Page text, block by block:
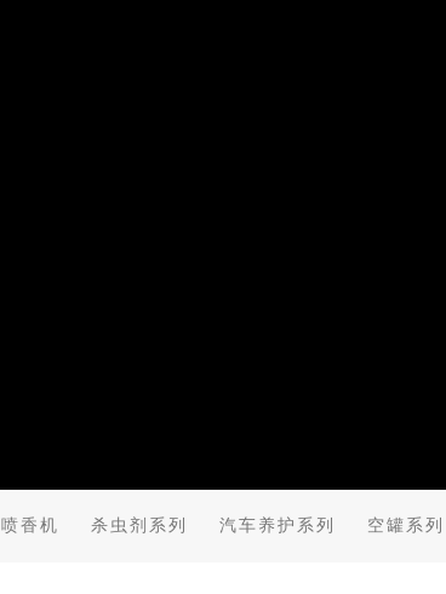
喷香机 杀虫剂系列 汽车养护系列 空罐系列